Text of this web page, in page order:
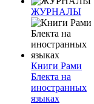
ЖУРНАЛЫ
Книги Рами
Блекта на
иностранных
языках